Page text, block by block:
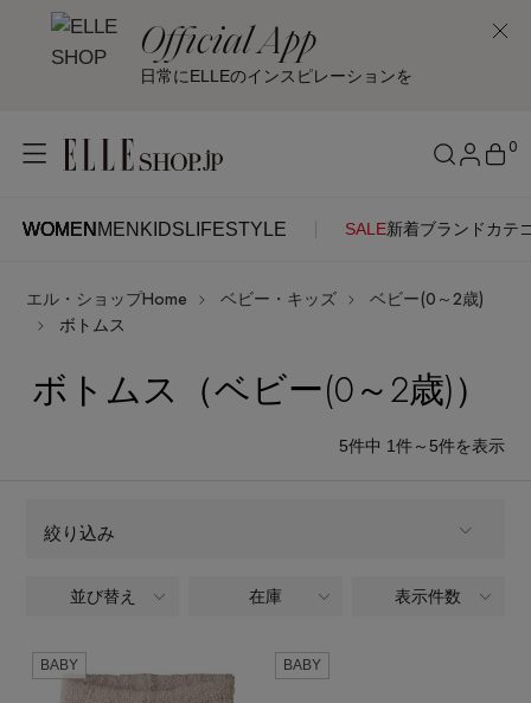
Official App
日常にELLEのインスピレーションを
WOMEN MEN KIDS LIFESTYLE SALE新着ブランド カテ
0
WOMENMENKIDSLIFESTYLE
ITEMS
新着アイテム
ブランド
はじめてご利用の方
いち早くお届けします。
ご登録はこちら
エル・ショップHome ベビー・キッズ
ベビー(0～2歳)
ボトムス
ボトムス（ベビー(0～2歳)）
5件中 1件～5件を表示
絞り込み
商品タイプ ALL
BRAND
並び替え 在庫 表示件数
BABY BABY